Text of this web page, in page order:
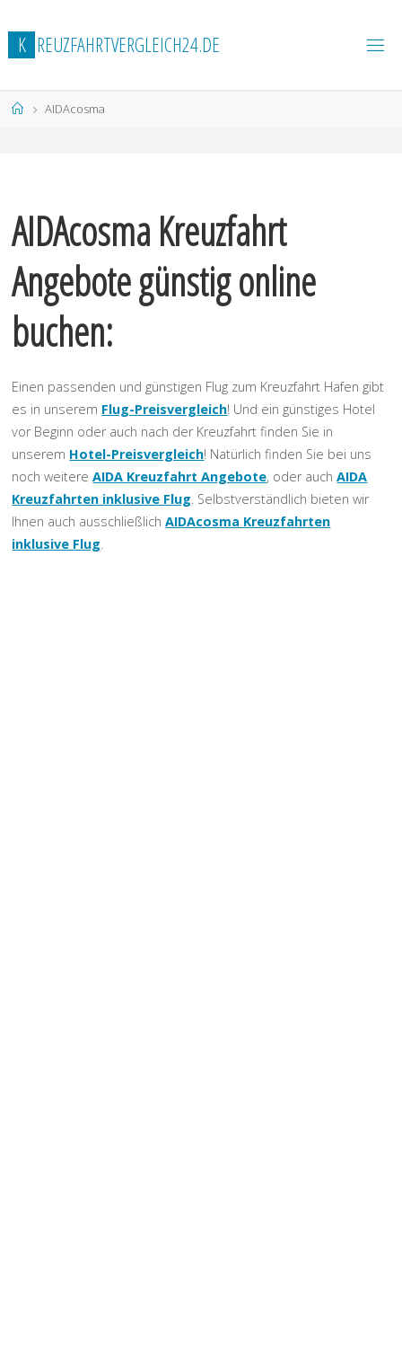
Inhalt
springen
K REUZFAHRTVERGLEICH24.DE
StartAIDAcosma
AIDAcosma Kreuzfahrt
Angebote günstig online
buchen:
Einen passenden und günstigen Flug zum Kreuzfahrt Hafen gibt
es in unserem Flug-Preisvergleich! Und ein günstiges Hotel
vor Beginn oder auch nach der Kreuzfahrt finden Sie in
unserem Hotel-Preisvergleich! Natürlich finden Sie bei uns
noch weitereAIDA Kreuzfahrt Angebote, oder auchAIDA
Kreuzfahrten inklusive Flug. Selbstverständlich bieten wir
Ihnen auch ausschließlichAIDAcosma Kreuzfahrten
inklusive Flug.